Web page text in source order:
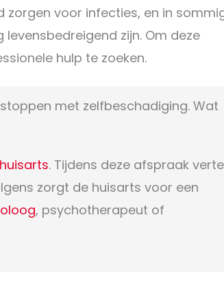
zorgen voor infecties, en in
zijn. Om deze
hulp te zoeken.
met zelfbeschadiging. Wat
huisarts. Tijdens deze afspraak
zorgt de huisarts voor een
, psychotherapeut of